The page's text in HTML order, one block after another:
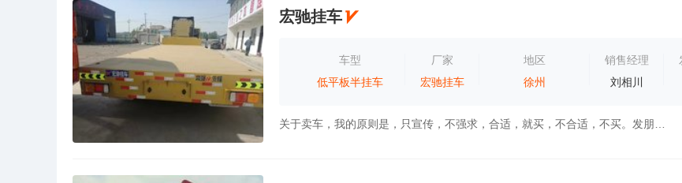
宏驰挂车
车型
低平板半挂车
厂家
宏驰挂车
地区
徐州
销售经理
刘相川